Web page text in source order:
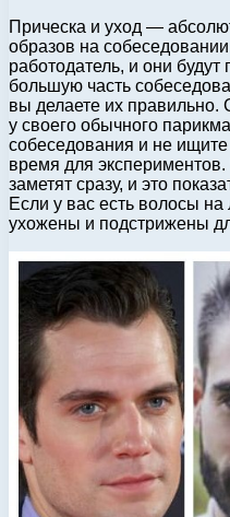
Прическа и уход —
образов на
работодатель, и они будут
большую часть
вы делаете их правильно.
у своего обычного
собеседования и не ищите
время для экспериментов.
заметят сразу, и это
Если у вас есть волосы на
ухожены и подстрижены